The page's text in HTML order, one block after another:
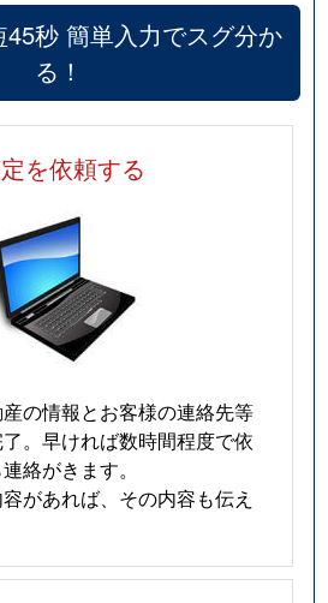
45秒 簡単入力でスグ分か
る！
を依頼する
の情報とお客様の連絡先等
。早ければ数時間程度で依
絡がきます。
があれば、その内容も伝え